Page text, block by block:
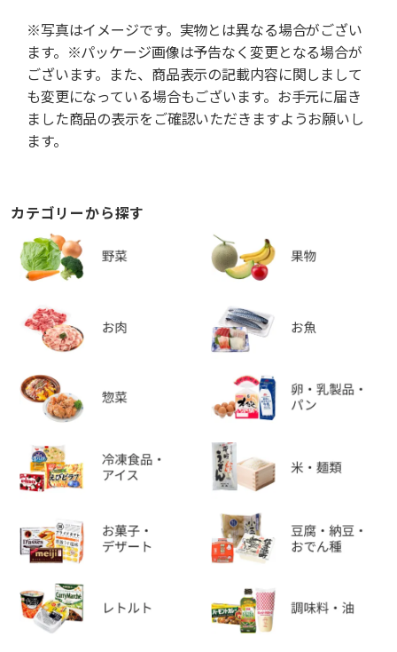
※写真はイメージです。実物とは異なる場合がござい
ます。※パッケージ画像は予告なく変更となる場合が
ございます。また、商品表示の記載内容に関しまして
も変更になっている場合もございます。お手元に届き
ました商品の表示をご確認いただきますようお願いし
ます。
カテゴリーから探す